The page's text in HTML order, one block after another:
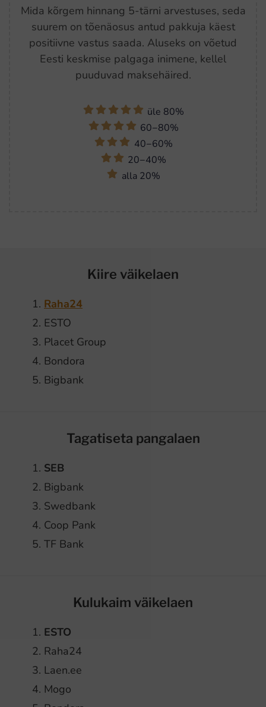
Mida kõrgem hinnang 5-tärni arvestuses, seda
suurem on tõenäosus antud pakkuja käest
positiivne vastus saada. Aluseks on võetud
Eesti keskmise palgaga inimene, kellel
puuduvad maksehäired.
üle 80%
60−80%
40−60%
20−40%
alla 20%
Kiire väikelaen
Raha24
ESTO
Placet Group
Bondora
Bigbank
Tagatiseta pangalaen
SEB
Bigbank
Swedbank
Coop Pank
TF Bank
Kulukaim väikelaen
ESTO
Raha24
Laen.ee
Mogo